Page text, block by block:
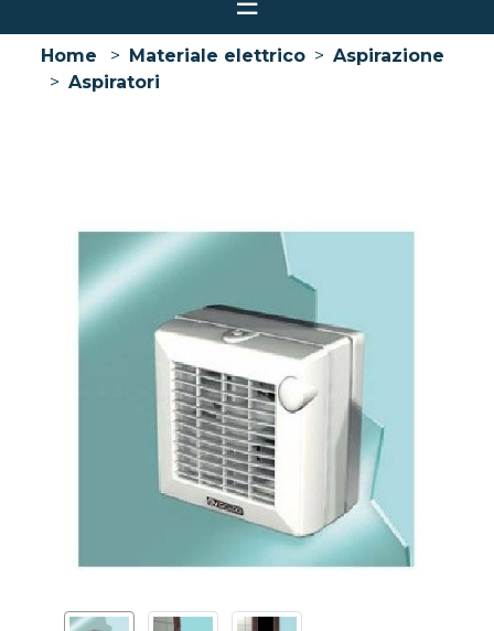
Home > Materiale elettrico > Aspirazione
> Aspiratori